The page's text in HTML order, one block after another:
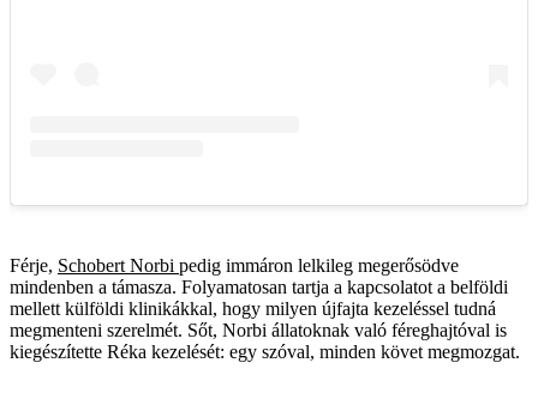
Férje, Schobert Norbi pedig immáron lelkileg megerősödve
mindenben a támasza. Folyamatosan tartja a kapcsolatot a belföldi
mellett külföldi klinikákkal, hogy milyen újfajta kezeléssel tudná
megmenteni szerelmét. Sőt, Norbi állatoknak való féreghajtóval is
kiegészítette Réka kezelését: egy szóval, minden követ megmozgat.